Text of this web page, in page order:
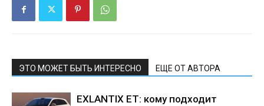
ЭТО МОЖЕТ БЫТЬ ИНТЕРЕСНО ЕЩЕ ОТ АВТОРА
EXLANTIX ET: кому подходит